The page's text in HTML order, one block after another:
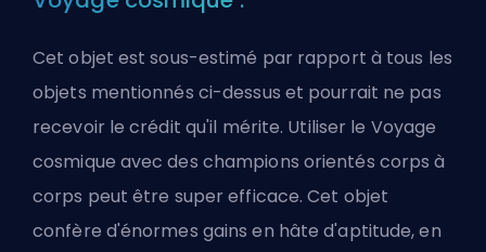
Cet objet est sous-estimé par rapport à tous les
objets mentionnés ci-dessus et pourrait ne pas
recevoir le crédit qu'il mérite. Utiliser le Voyage
cosmique avec des champions orientés corps à
corps peut être super efficace. Cet objet
confère d'énormes gains en hâte d'aptitude, en